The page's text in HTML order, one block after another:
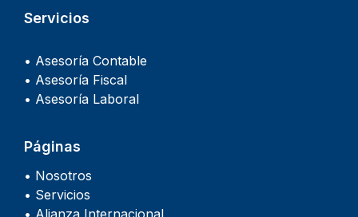
Servicios
• Asesoría Contable
• Asesoría Fiscal
• Asesoría Laboral
Páginas
• Nosotros
• Servicios